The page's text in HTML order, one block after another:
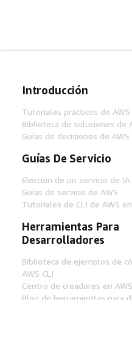
Introducción
Tutoriales prácticos de AWS
Biblioteca de soluciones de
Guías de decisiones de AWS
Guías De Servicio
Elección de un servicio de
Guías de servicio de AWS
Tutoriales de CLI de AWS
Herramientas Para
Desarrolladores
Biblioteca de ejemplos de
AWS CLI
Centro de creadores en AWS
Blog de herramientas para